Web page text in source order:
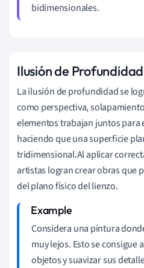
bidimensionales.
Ilusión de
La ilusión de profundidad se
como perspectiva,
elementos trabajan juntos para
haciendo que una superficie
tridimensional.Al aplicar
artistas logran crear obras que
del plano físico del lienzo.
Considera una pintura
muy lejos. Esto se consigue
objetos y suavizar sus